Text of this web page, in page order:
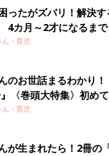
ったがズバリ！解決
カ月～2才になるまで
！
ん・育児
のお世話まるわかり
〈巻頭大特集〉初め
ぱい・ミルクの基本
ん・育児
が生まれたら！2冊の